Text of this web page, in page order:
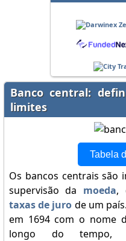
Banco central:
limites
Tabela
Os bancos centrais são
supervisão da moeda,
taxas de juro de um
em 1694 com o nome
longo do tempo,